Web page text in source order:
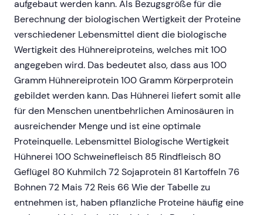
aufgebaut werden kann. Als Bezugsgröße für die
Berechnung der biologischen Wertigkeit der Proteine
verschiedener Lebensmittel dient die biologische
Wertigkeit des Hühnereiproteins, welches mit 100
angegeben wird. Das bedeutet also, dass aus 100
Gramm Hühnereiprotein 100 Gramm Körperprotein
gebildet werden kann. Das Hühnerei liefert somit alle
für den Menschen unentbehrlichen Aminosäuren in
ausreichender Menge und ist eine optimale
Proteinquelle. Lebensmittel Biologische Wertigkeit
Hühnerei 100 Schweinefleisch 85 Rindfleisch 80
Geflügel 80 Kuhmilch 72 Sojaprotein 81 Kartoffeln 76
Bohnen 72 Mais 72 Reis 66 Wie der Tabelle zu
entnehmen ist, haben pflanzliche Proteine häufig eine